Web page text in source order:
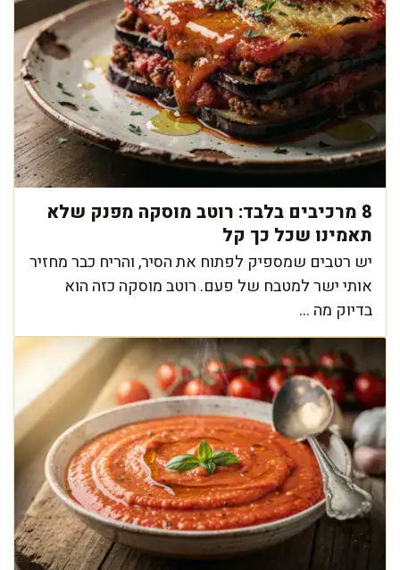
8 מרכיבים בלבד: רוטב מוסקה מפנק שלא
תאמינו שכל כך קל
יש רטבים שמספיק לפתוח את הסיר, והריח כבר מחזיר
אותי ישר למטבח של פעם. רוטב מוסקה כזה הוא
בדיוק מה ...